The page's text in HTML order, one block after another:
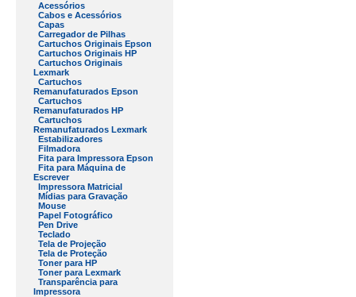
Acessórios
Cabos e Acessórios
Capas
Carregador de Pilhas
Cartuchos Originais Epson
Cartuchos Originais HP
Cartuchos Originais
Lexmark
Cartuchos
Remanufaturados Epson
Cartuchos
Remanufaturados HP
Cartuchos
Remanufaturados Lexmark
Estabilizadores
Filmadora
Fita para Impressora Epson
Fita para Máquina de
Escrever
Impressora Matricial
Mídias para Gravação
Mouse
Papel Fotográfico
Pen Drive
Teclado
Tela de Projeção
Tela de Proteção
Toner para HP
Toner para Lexmark
Transparência para
Impressora